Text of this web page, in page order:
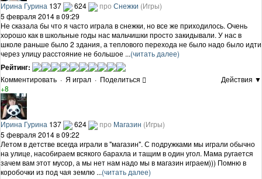
Ирина Гурина 137 624 про Снежки (Игры)
5 февраля 2014 в 09:29
Не сказала бы что я часто играла в снежки, но все же приходилось. Очень
хорошо как в школьные годы нас мальчишки просто закидывали. У нас в
школе раньше было 2 здания, а теплового перехода не было надо было идти
через улицу расстояние не большое ...(читать далее)
Рейтинг:
Комментировать · Я играл · Поделиться
Действия ▼
+8
Ирина Гурина 137 624 про Магазин (Игры)
5 февраля 2014 в 09:22
Летом в детстве всегда играли в "магазин". С подружками мы играли обычно
на улице, насобираем всякого барахла и тащим в один угол. Мама ругается
зачем вам этот мусор, а мы нет нам надо мы в магазин играем))) Помню в
коробочки из под чая землю ...(читать далее)